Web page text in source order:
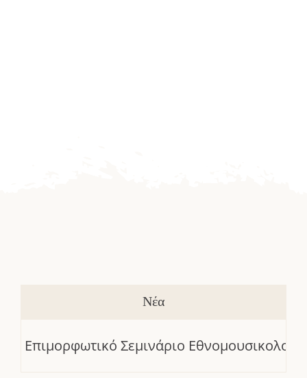
Νέα
Επιμορφωτικό Σεμινάριο Εθνομουσικολογία